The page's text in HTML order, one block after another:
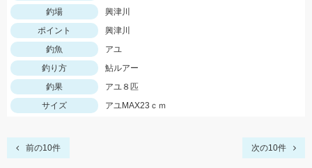
釣場
興津川
ポイント
興津川
釣魚
アユ
釣り方
鮎ルアー
釣果
アユ８匹
サイズ
アユMAX23ｃｍ
前の10件 次の10件